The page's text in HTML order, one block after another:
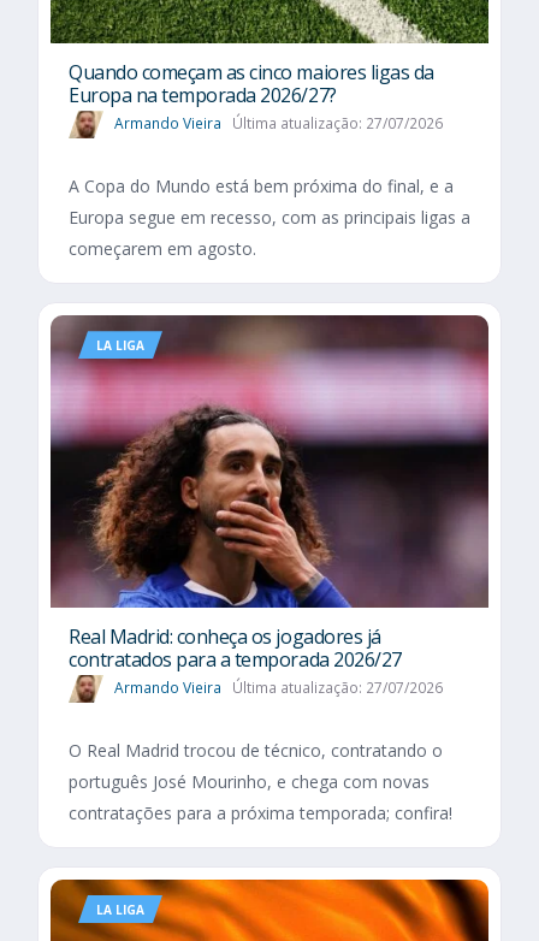
Quando começam as cinco maiores ligas da
Europa na temporada 2026/27?
Armando Vieira Última atualização: 27/07/2026
A Copa do Mundo está bem próxima do final, e a
Europa segue em recesso, com as principais ligas a
começarem em agosto.
LA LIGA
Real Madrid: conheça os jogadores já
contratados para a temporada 2026/27
Armando Vieira Última atualização: 27/07/2026
O Real Madrid trocou de técnico, contratando o
português José Mourinho, e chega com novas
contratações para a próxima temporada; confira!
LA LIGA